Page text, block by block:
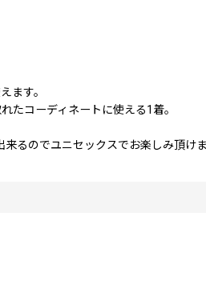
ます。
たコーディネートに使える1着。
るのでユニセックスでお楽しみ頂け